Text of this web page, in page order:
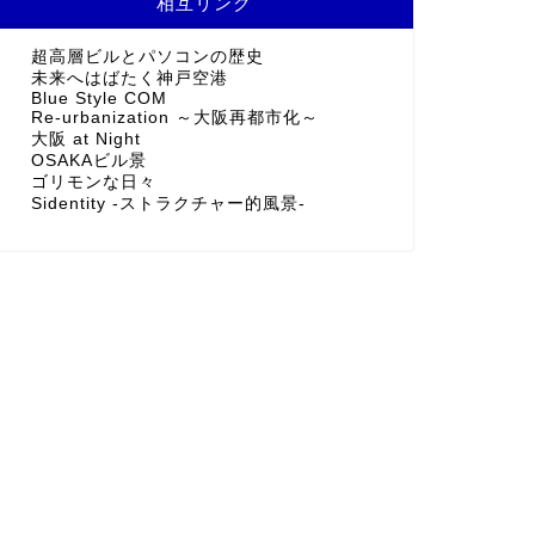
超高層ビルとパソコンの歴史
未来へはばたく神戸空港
Blue Style COM
Re-urbanization ～大阪再都市化～
大阪 at Night
OSAKAビル景
ゴリモンな日々
Sidentity -ストラクチャー的風景-